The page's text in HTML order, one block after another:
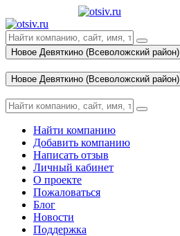
Новое Девяткино (Всеволожский район)
Новое Девяткино (Всеволожский район)
Найти компанию
Добавить компанию
Написать отзыв
Личный кабинет
О проекте
Пожаловаться
Блог
Новости
Поддержка